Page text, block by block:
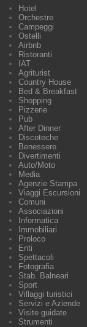
Hotel
Orchestre
Campeggi
Ostelli
Airbnb
Ristoranti
IAT
Agriturist
Country House
Bed & Breakfast
Shopping
Pizzerie
Pub
After Dinner
Discoteche
Benessere
Divertimenti
Auto/Moto
Media
Agenzie Stampa
Viaggi Escursioni
Comuni
Associazioni
Informatica
Immobiliari
Proloco
Enti
Spettacoli
Fotografia
Stab. Balneari
Sport
Villaggi turistici
Servizi e Aziende
Visite guidate
Strumenti